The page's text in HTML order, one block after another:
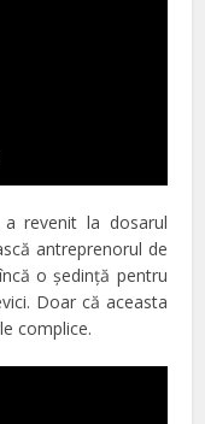
a revenit la dosarul
antreprenorul de
o şedinţă pentru
Doar că aceasta
complice.